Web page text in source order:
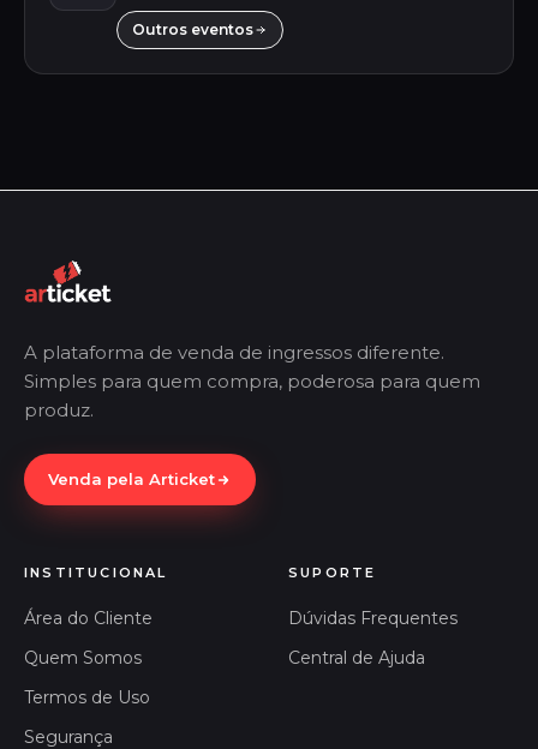
Outros eventos
A plataforma de venda de ingressos diferente.
Simples para quem compra, poderosa para quem
produz.
Venda pela Articket
INSTITUCIONAL
Área do Cliente
Quem Somos
Termos de Uso
Segurança
SUPORTE
Dúvidas Frequentes
Central de Ajuda